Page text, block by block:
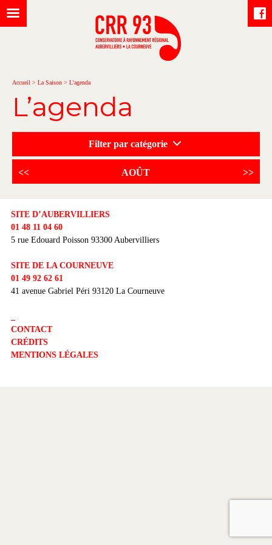
Accueil > La Saison > L’agenda
L’agenda
Filter par catégorie
<< AOÛT >>
SITE D’AUBERVILLIERS
01 48 11 04 60
5 rue Edouard Poisson 93300 Aubervilliers
SITE DE LA COURNEUVE
01 49 92 62 61
41 avenue Gabriel Péri 93120 La Courneuve
CONTACT
CRÉDITS
MENTIONS LÉGALES